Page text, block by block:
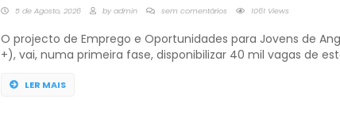
5 de Agosto, 2026 by admin sem comentários 1061 Views
O projecto de Emprego e Oportunidades para Jovens de
+), vai, numa primeira fase, disponibilizar 40 mil vagas de
com o coordenador adjunto do projecto, durante o
LER MAIS